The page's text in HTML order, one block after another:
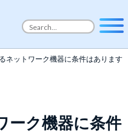
ネットワーク機器に条件はあります
ーク機器に条件